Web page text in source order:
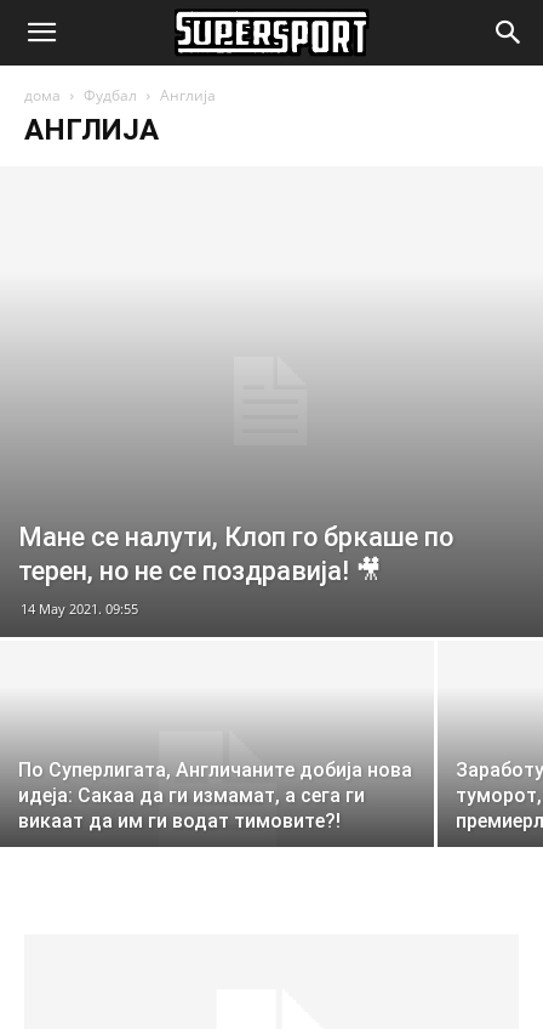
SuperSport.mk
дома Фудбал Англија
АНГЛИЈА
Мане се налути, Клоп го бркаше по
терен, но не се поздравија! 🎥
14 May 2021. 09:55
По Суперлигата, Англичаните добија нова
идеја: Сакаа да ги измамат, а сега ги
викаат да им ги водат тимовите?!